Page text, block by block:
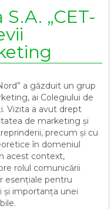
„CET-
a găzduit un grup
ai Colegiului de
Vizita a avut drept
de marketing și
precum și cu
în domeniul
acest context,
rolul comunicării
esențiale pentru
și importanța unei